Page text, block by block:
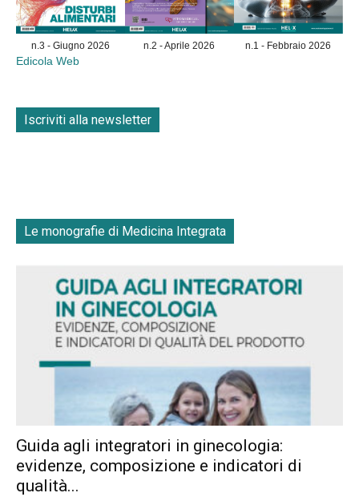
n.3 - Giugno 2026 n.2 - Aprile 2026 n.1 - Febbraio 2026
Edicola Web
Iscriviti alla newsletter
Le monografie di Medicina Integrata
Guida agli integratori in ginecologia:
evidenze, composizione e indicatori di
qualità...